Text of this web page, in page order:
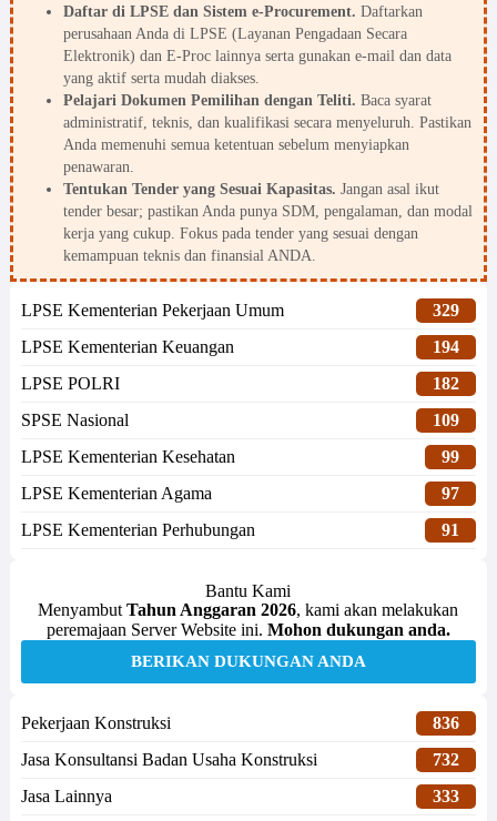
Daftar di LPSE dan Sistem e-Procurement. Daftarkan
perusahaan Anda di LPSE (Layanan Pengadaan Secara
Elektronik) dan E-Proc lainnya serta gunakan e-mail dan data
yang aktif serta mudah diakses.
Pelajari Dokumen Pemilihan dengan Teliti. Baca syarat
administratif, teknis, dan kualifikasi secara menyeluruh. Pastikan
Anda memenuhi semua ketentuan sebelum menyiapkan
penawaran.
Tentukan Tender yang Sesuai Kapasitas. Jangan asal ikut
tender besar; pastikan Anda punya SDM, pengalaman, dan modal
kerja yang cukup. Fokus pada tender yang sesuai dengan
kemampuan teknis dan finansial ANDA.
LPSE Kementerian Pekerjaan Umum
329
LPSE Kementerian Keuangan
194
LPSE POLRI
182
SPSE Nasional
109
LPSE Kementerian Kesehatan
99
LPSE Kementerian Agama
97
LPSE Kementerian Perhubungan
91
Bantu Kami
MenyambutTahun Anggaran 2026, kami akan melakukan
peremajaan Server Website ini. Mohon dukungan anda.
BERIKAN DUKUNGAN ANDA
Pekerjaan Konstruksi
836
Jasa Konsultansi Badan Usaha Konstruksi
732
Jasa Lainnya
333